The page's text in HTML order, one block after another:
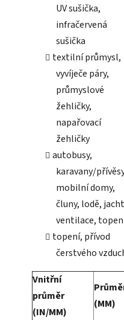
UV sušička,
infračervená
sušička
textilní průmysl,
vyvíječe páry,
průmyslové
žehličky,
napařovací
žehličky
autobusy,
karavany/
mobilní domy,
čluny, lodě,
ventilace,
topení, přívod
čerstvého
Vnitřní
průměr
(IN/MM)
(MM)